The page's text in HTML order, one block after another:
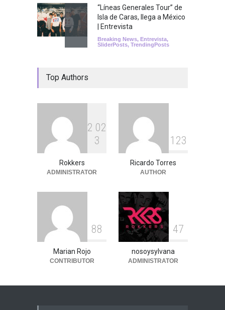
“Líneas Generales Tour” de
Isla de Caras, llega a México
| Entrevista
Breaking News, Entrevista,
SliderPosts, TrendingPosts
Top Authors
2 02
3
Rokkers
ADMINISTRATOR
1 23
Ricardo Torres
AUTHOR
88
Marian Rojo
CONTRIBUTOR
47
nosoysylvana
ADMINISTRATOR